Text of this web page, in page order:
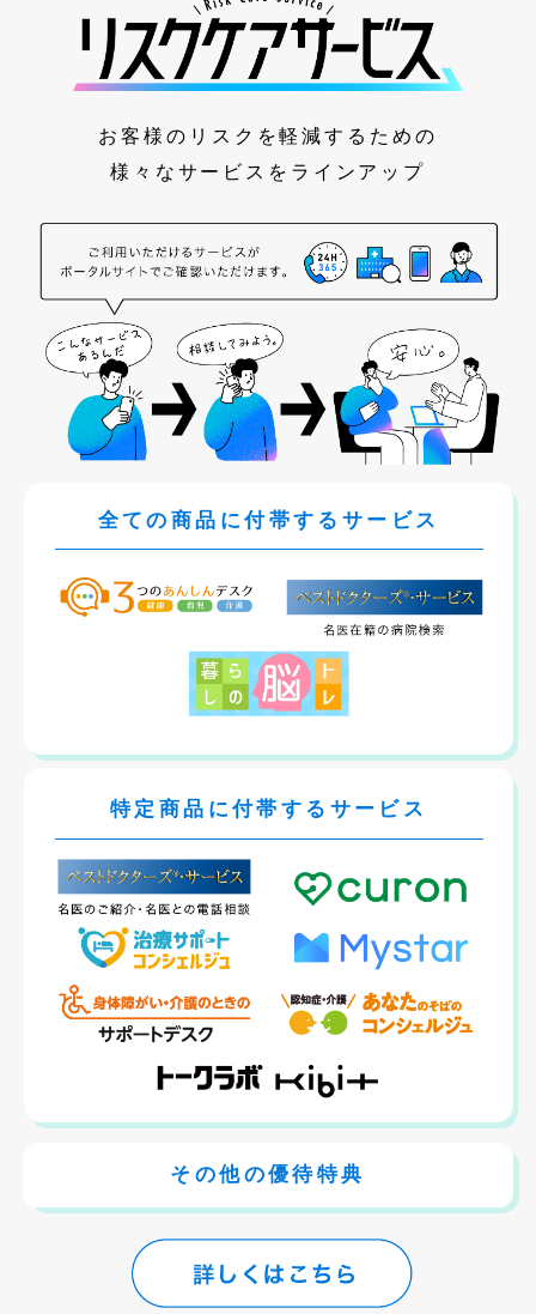
お客様のリスクを軽減するための​
様々なサービスをラインアップ​
全ての商品に付帯するサービス
特定商品に付帯するサービス
その他の優待特典